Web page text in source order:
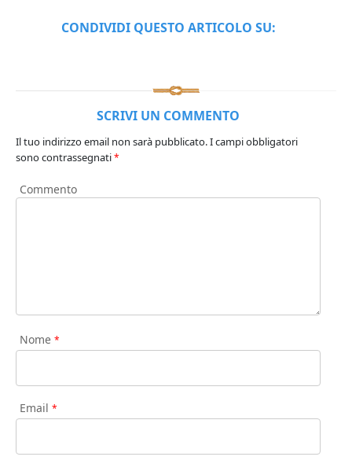
CONDIVIDI QUESTO ARTICOLO SU:
SCRIVI UN COMMENTO
Il tuo indirizzo email non sarà pubblicato.I campi obbligatori
sono contrassegnati*
Commento
Nome *
Email *